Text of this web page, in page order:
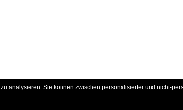
analysieren. Sie können zwischen personalisierter und nicht-